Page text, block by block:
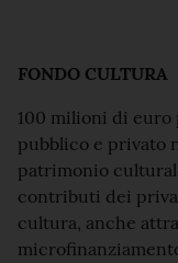
FONDO CULTURA
100 milioni di euro
pubblico e privato
patrimonio
contributi dei
cultura, anche